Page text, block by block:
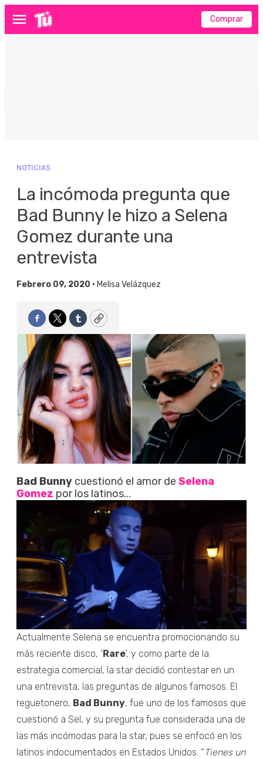
Menú Comprar
NOTICIAS
La incómoda pregunta que
Bad Bunny le hizo a Selena
Gomez durante una
entrevista
Febrero 09, 2020 • Melisa Velázquez
Facebook
TwitterTumblrCopy
Bad Bunny cuestionó el amor de Selena
Gomez por los latinos...
Actualmente Selena se encuentra promocionando su
más reciente disco, ‘ Rare', y como parte de la
estrategia comercial, la star decidió contestar en un
una entrevista, las preguntas de algunos famosos. El
reguetonero, Bad Bunny, fue uno de los famosos que
cuestionó a Sel, y su pregunta fue considerada una de
las más incómodas para la star, pues se enfocó en los
latinos indocumentados en Estados Unidos. “ Tienes un